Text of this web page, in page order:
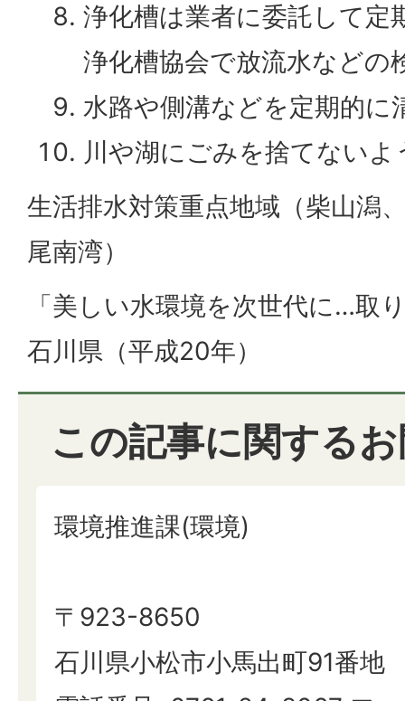
浄化槽は業者に委託して定
浄化槽協会で放流水などの
水路や側溝などを定期的に
川や湖にごみを捨てない
生活排水対策重点地域（柴山潟
尾南湾）
「美しい水環境を次世代に…取
石川県（平成20年）
この記事に関する
環境推進課(環境)
〒923-8650
石川県小松市小馬出町91番地